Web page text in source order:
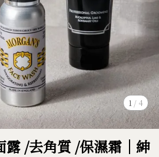
1 / 4
露 /去角質 /保濕霜｜紳